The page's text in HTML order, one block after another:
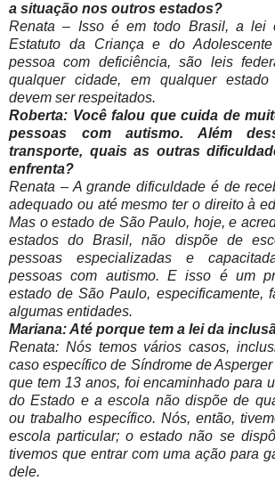
a situação nos outros estados?
Renata – Isso é em todo Brasil, a lei
Estatuto da Criança e do
pessoa com deficiência, são leis
qualquer cidade, em qualquer
devem ser respeitados.
Roberta: Você falou que cuida de
pessoas com autismo. Além
transporte, quais as outras
enfrenta?
Renata – A grande dificuldade é de
adequado ou até mesmo ter o direito à
Mas o estado de São Paulo, hoje, e
estados do Brasil, não dispõe de
pessoas especializadas e
pessoas com autismo. E isso é um
estado de São Paulo, especificamente,
algumas entidades.
Mariana: Até porque tem a lei da
Renata: Nós temos vários casos,
caso específico de Síndrome de
que tem 13 anos, foi encaminhado para
do Estado e a escola não dispõe de
ou trabalho específico. Nós, então,
escola particular; o estado não se
tivemos que entrar com uma ação para
dele.